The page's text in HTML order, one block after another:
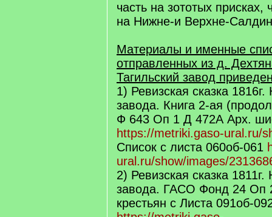
часть на зототых присках,
на Нижне-и Верхне-
Материалы и именные
отправленных из д.
Тагильский завод
1) Ревизская сказка
завода. Книга 2-ая
Ф 643 Оп 1 Д 472А Арх.
https://metriki.gaso-ural.ru/
Список с листа 060об-061
ural.ru/show/images/
2) Ревизская сказка 1811г.
завода. ГАСО Фонд 24 Оп
крестьян с Листа 091об-